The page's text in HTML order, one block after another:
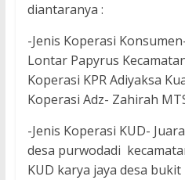
diantaranya :
-Jenis Koperasi
Lontar Papyrus
Koperasi KPR Adiyaksa
Koperasi Adz- Zahirah
-Jenis Koperasi KUD-
desa purwodadi
KUD karya jaya desa